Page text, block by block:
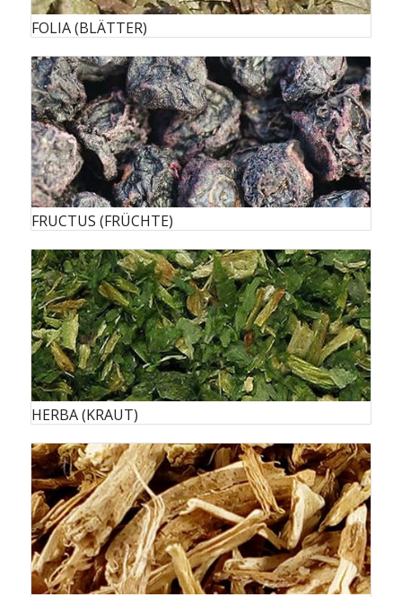
FOLIA (BLÄTTER)
FRUCTUS (FRÜCHTE)
HERBA (KRAUT)